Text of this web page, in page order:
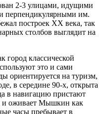
2-3 улицами, идущими
перпендикулярными им.
построек XX века, так
столбов выглядит на
классической
это и сами
ориентируется на туризм,
в середине 90-х, открыта
в навигацию пристают
и оживает Мышкин как
часы пребывает в